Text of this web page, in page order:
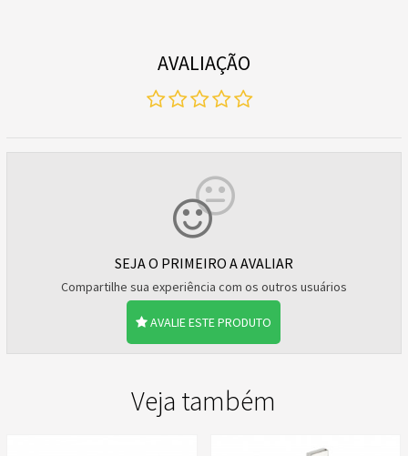
AVALIAÇÃO
SEJA O PRIMEIRO A AVALIAR
Compartilhe sua experiência com os outros usuários
AVALIE ESTE PRODUTO
Veja também